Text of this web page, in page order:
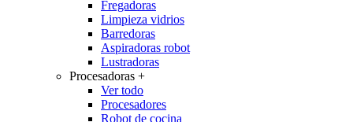
Fregadoras
Limpieza vidrios
Barredoras
Aspiradoras robot
Lustradoras
Procesadoras +
Ver todo
Procesadores
Robot de cocina